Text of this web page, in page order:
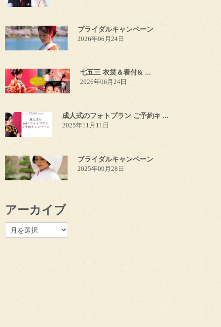
ブライダルキャンペーン
2026年06月24日
七五三 衣裳＆着付& ...
2026年06月24日
成人式のフォトプラン ご予約キ ...
2025年11月11日
ブライダルキャンペーン
2025年09月28日
アーカイブ